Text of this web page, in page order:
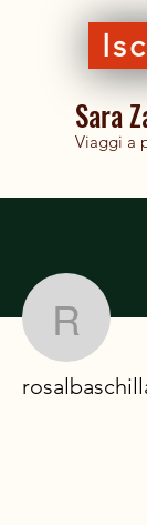
Sara
Viaggi a